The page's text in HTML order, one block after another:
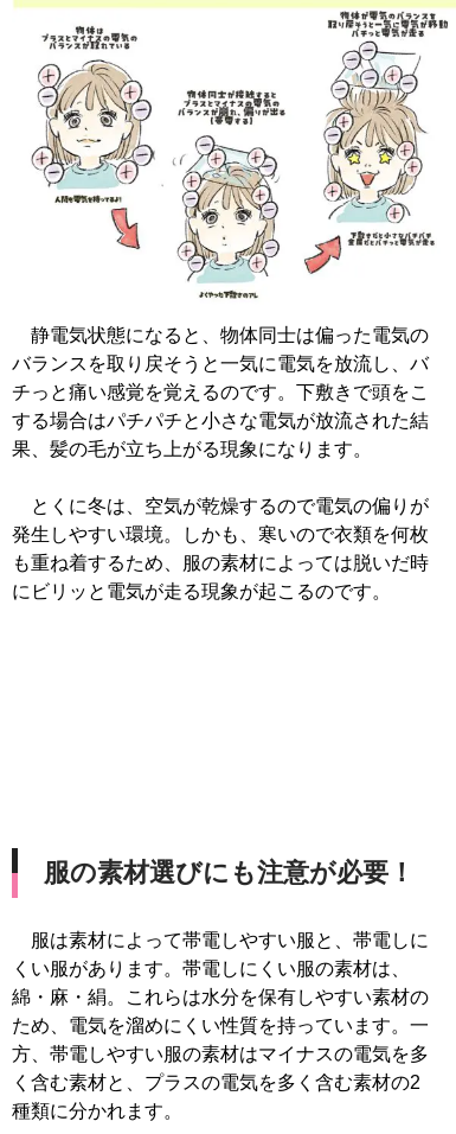
静電気状態になると、物体同士は偏った電気の
バランスを取り戻そうと一気に電気を放流し、バ
チっと痛い感覚を覚えるのです。下敷きで頭をこ
する場合はパチパチと小さな電気が放流された結
果、髪の毛が立ち上がる現象になります。
とくに冬は、空気が乾燥するので電気の偏りが
発生しやすい環境。しかも、寒いので衣類を何枚
も重ね着するため、服の素材によっては脱いだ時
にビリッと電気が走る現象が起こるのです。
服の素材選びにも注意が必要！
服は素材によって帯電しやすい服と、帯電しに
くい服があります。帯電しにくい服の素材は、
綿・麻・絹。これらは水分を保有しやすい素材の
ため、電気を溜めにくい性質を持っています。一
方、帯電しやすい服の素材はマイナスの電気を多
く含む素材と、プラスの電気を多く含む素材の2
種類に分かれます。